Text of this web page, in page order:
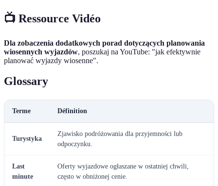
📺 Ressource Vidéo
Dla zobaczenia dodatkowych porad dotyczących planowania
wiosennych wyjazdów, poszukaj na YouTube: "jak efektywnie
planować wyjazdy wiosenne".
Glossary
Terme Définition
Turystyka
Zjawisko podróżowania dla przyjemności lub
odpoczynku.
Last
minute
Oferty wyjazdowe ogłaszane w ostatniej chwili,
często w obniżonej cenie.